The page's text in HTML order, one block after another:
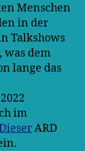
Menschen
in der
Talkshows
was dem
lange das
im
ARD